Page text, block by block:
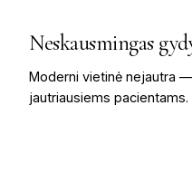
Neskausmingas
Moderni vietinė nejautra
jautriausiems pacientams.